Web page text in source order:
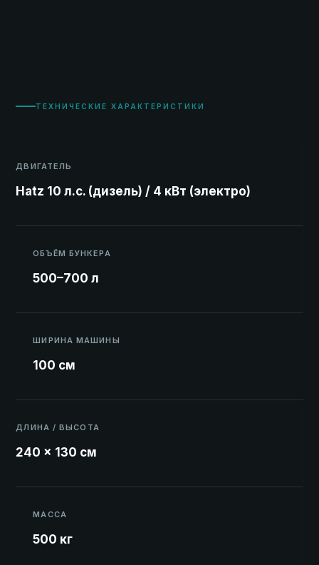
ТЕХНИЧЕСКИЕ ХАРАКТЕРИСТИКИ
ДВИГАТЕЛЬ
Hatz 10 л.с. (дизель) / 4 кВт (электро)
ОБЪЁМ БУНКЕРА
500–700 л
ШИРИНА МАШИНЫ
100 см
ДЛИНА / ВЫСОТА
240 × 130 см
МАССА
500 кг